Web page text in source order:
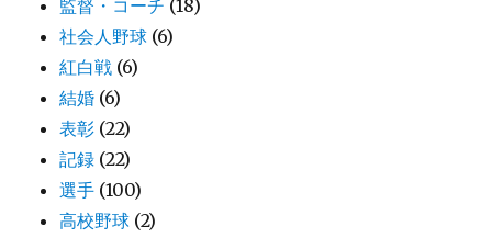
監督・コーチ (18)
社会人野球 (6)
紅白戦 (6)
結婚 (6)
表彰 (22)
記録 (22)
選手 (100)
高校野球 (2)